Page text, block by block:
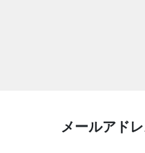
メールアド